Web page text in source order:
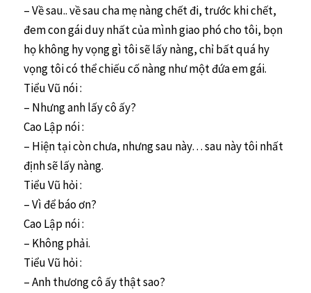
– Về sau.. về sau cha mẹ nàng chết đi, trước khi chết,
đem con gái duy nhất của mình giao phó cho tôi, bọn
họ không hy vọng gì tôi sẽ lấy nàng, chỉ bất quá hy
vọng tôi có thể chiếu cố nàng như một đứa em gái.
Tiểu Vũ nói :
– Nhưng anh lấy cô ấy?
Cao Lập nói :
– Hiện tại còn chưa, nhưng sau này… sau này tôi nhất
định sẽ lấy nàng.
Tiểu Vũ hỏi :
– Vì để báo ơn?
Cao Lập nói :
– Không phải.
Tiểu Vũ hỏi :
– Anh thương cô ấy thật sao?